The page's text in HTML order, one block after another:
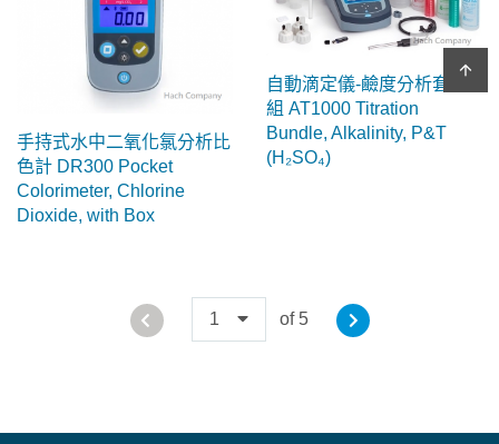
手持式水中二氧化氯分析比
色計 DR300 Pocket
Colorimeter, Chlorine
Dioxide, with Box
自動滴定儀-鹼度分析套裝
組 AT1000 Titration
Bundle, Alkalinity, P&T
(H₂SO₄)
1 of 5
arrow_upward